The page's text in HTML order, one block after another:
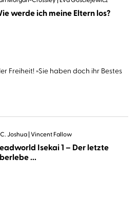
werde ich meine Eltern los?
Freiheit! »Sie haben doch ihr Bestes
C. Joshua Vincent Fallow
Isekai 1 – Der letzte
...